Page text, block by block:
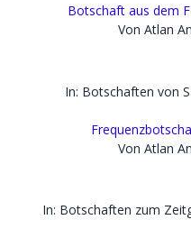
Botschaft aus dem
Von Atlan
In: Botschaften von
Von Atlan
In: Botschaften zum